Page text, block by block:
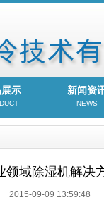
示 新闻资
NEWS
领域除湿机解决
2015-09-09 13:59:48